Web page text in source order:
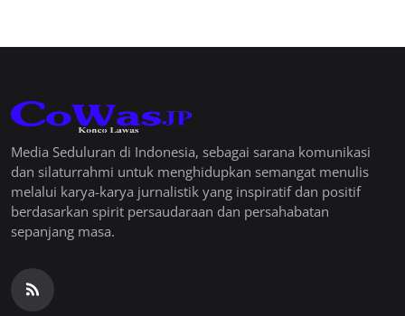
Media Seduluran di Indonesia, sebagai sarana komunikasi
dan silaturrahmi untuk menghidupkan semangat menulis
melalui karya-karya jurnalistik yang inspiratif dan positif
berdasarkan spirit persaudaraan dan persahabatan
sepanjang masa.